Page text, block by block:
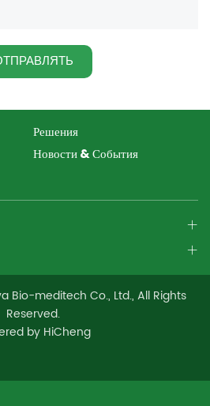
Решения
Новости & События
Bio-meditech Co., Ltd., All Rights
Reserved.
by HiCheng